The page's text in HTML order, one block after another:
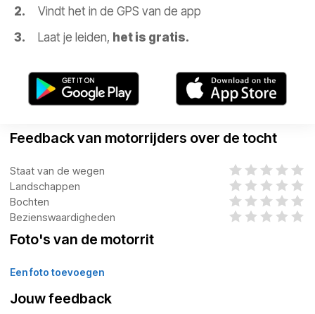
Vindt het in de GPS van de app
Laat je leiden, het is gratis.
Feedback van motorrijders over de tocht
Staat van de wegen
Landschappen
Bochten
Bezienswaardigheden
Foto's van de motorrit
Een foto toevoegen
Jouw feedback